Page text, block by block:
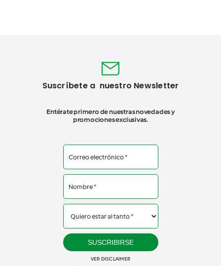
Suscríbete a nuestro Newsletter
Entérate primero de nuestras novedades y
promociones exclusivas.
SUSCRIBIRSE
VER DISCLAIMER